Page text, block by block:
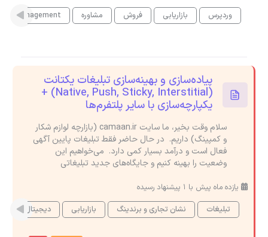
وردپرس
بازاریابی فروش مشاوره Management
پیاده‌سازی و بهینه‌سازی تبلیغات یکتانت
(Native, Push, Sticky, Interstitial) +
یکپارچه‌سازی با سایر پلتفرم‌ها
سلام وقت بخیر، ما سایت camaan.ir (بازارچه لوازم شکار
و کمپینگ) داریم. در حال حاضر فقط تبلیغات پایین آگهی
فعال است و درآمد بسیار کمی دارد. می‌خواهیم این
وضعیت را بهینه کنیم و جایگاه‌های جدید تبلیغاتی
یازده ماه پیش با 1 پیشنهاد رسیده
تبلیغات
نشان تجاری و برندینگ بازاریابی دیجیتال